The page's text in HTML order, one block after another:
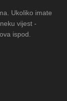
Ukoliko imate
vijest -
ispod.